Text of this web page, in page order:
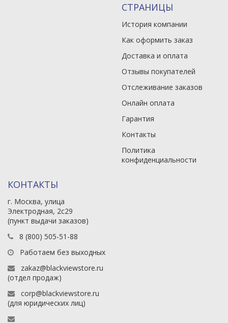
СТРАНИЦЫ
История компании
Как оформить заказ
Доставка и оплата
Отзывы покупателей
Отслеживание заказов
Онлайн оплата
Гарантия
Контакты
Политика
конфиденциальности
КОНТАКТЫ
г. Москва, улица
Электродная, 2с29
(пункт выдачи заказов)
8 (800) 505-51-88
Работаем без выходных
zakaz@blackviewstore.ru
(отдел продаж)
corp@blackviewstore.ru
(для юридических лиц)